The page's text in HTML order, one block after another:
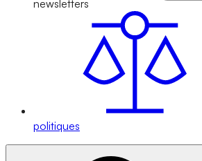
newsletters
politiques